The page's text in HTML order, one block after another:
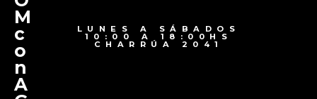
M
c
o
n
A
LUNES A SÁBADOS
10:00 A 18:00HS
CHARRÚA 2041